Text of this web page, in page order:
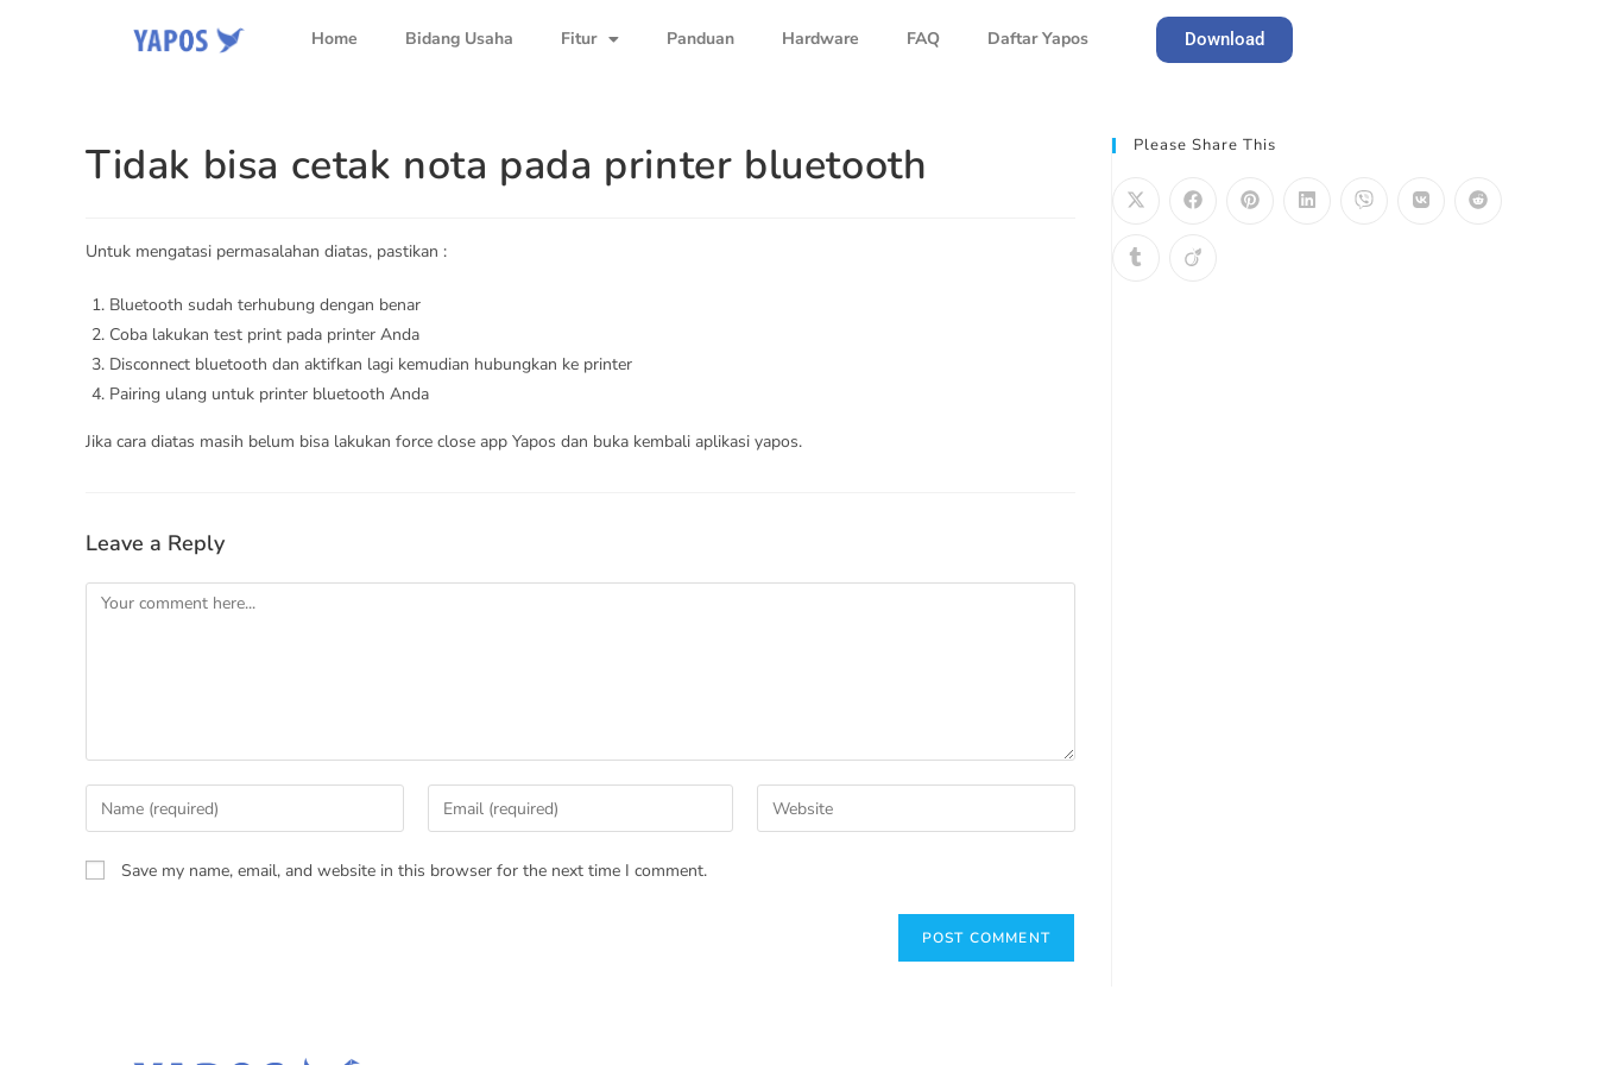
Home Bidang Usaha Fitur Panduan Hardware FAQ Daftar Yapos Download
Tidak bisa cetak nota pada printer bluetooth
Untuk mengatasi permasalahan diatas, pastikan :
Bluetooth sudah terhubung dengan benar
Coba lakukan test print pada printer Anda
Disconnect bluetooth dan aktifkan lagi kemudian hubungkan ke printer
Pairing ulang untuk printer bluetooth Anda
Jika cara diatas masih belum bisa lakukan force close app Yapos dan buka kembali aplikasi yapos.
Leave a Reply
Save my name, email, and website in this browser for the next time I comment.
Please Share This